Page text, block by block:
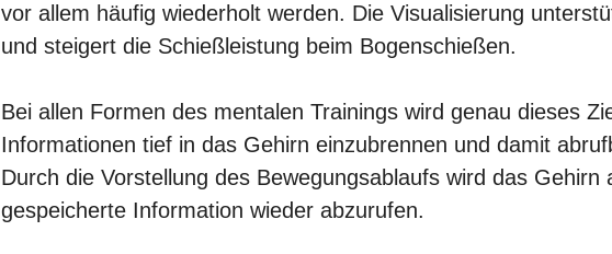
vor allem häufig wiederholt werden. Die Visualisierung
und steigert die Schießleistung beim Bogenschießen.
Bei allen Formen des mentalen Trainings wird genau dieses
Informationen tief in das Gehirn einzubrennen und damit
Durch die Vorstellung des Bewegungsablaufs wird das Gehirn
gespeicherte Information wieder abzurufen.